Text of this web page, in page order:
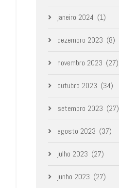
janeiro 2024 (1)
dezembro 2023 (8)
novembro 2023 (27)
outubro 2023 (34)
setembro 2023 (27)
agosto 2023 (37)
julho 2023 (27)
junho 2023 (27)